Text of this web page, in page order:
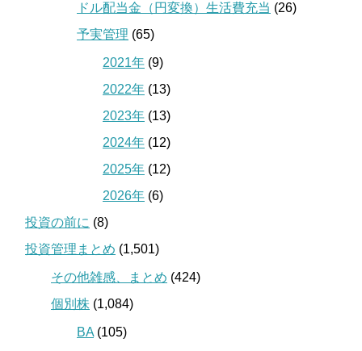
ドル配当金（円変換）生活費充当 (26)
予実管理 (65)
2021年 (9)
2022年 (13)
2023年 (13)
2024年 (12)
2025年 (12)
2026年 (6)
投資の前に (8)
投資管理まとめ (1,501)
その他雑感、まとめ (424)
個別株 (1,084)
BA (105)